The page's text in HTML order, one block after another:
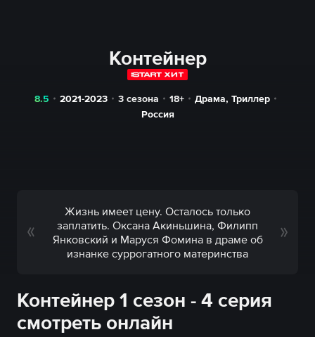
Контейнер
8.5 2021-2023 3 сезона 18+ Драма,Триллер
Россия
Жизнь имеет цену. Осталось только
заплатить. Оксана Акиньшина, Филипп
Янковский и Маруся Фомина в драме об
изнанке суррогатного материнства
Контейнер 1 сезон - 4 серия
смотреть онлайн